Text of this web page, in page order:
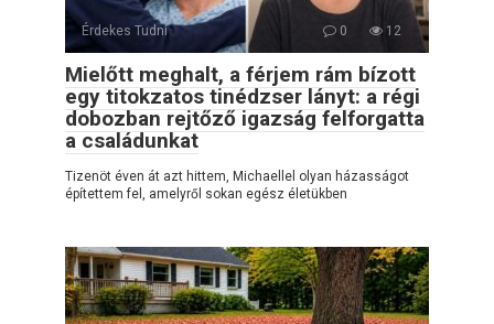
Érdekes Tudni 0 12
Mielőtt meghalt, a férjem rám bízott
egy titokzatos tinédzser lányt: a régi
dobozban rejtőző igazság felforgatta
a családunkat
Tizenöt éven át azt hittem, Michaellel olyan házasságot
építettem fel, amelyről sokan egész életükben